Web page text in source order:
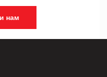
нам